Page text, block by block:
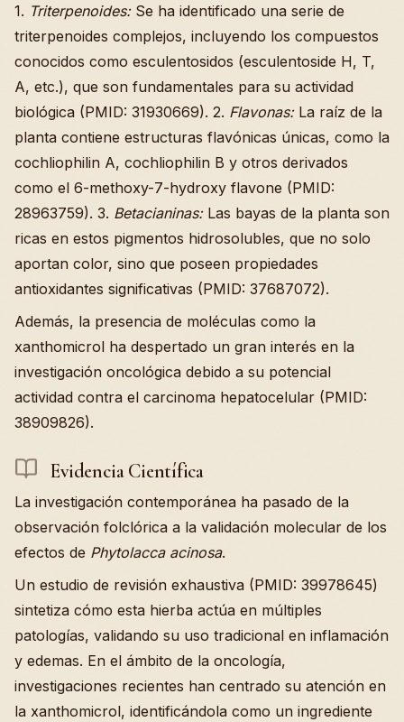
1. Triterpenoides:Se ha identificado una serie de
triterpenoides complejos, incluyendo los compuestos
conocidos como esculentosidos (esculentoside H, T,
A, etc.), que son fundamentales para su actividad
biológica (PMID: 31930669). 2. Flavonas:La raíz de la
planta contiene estructuras flavónicas únicas, como la
cochliophilin A, cochliophilin B y otros derivados
como el 6-methoxy-7-hydroxy flavone (PMID:
28963759). 3. Betacianinas:Las bayas de la planta son
ricas en estos pigmentos hidrosolubles, que no solo
aportan color, sino que poseen propiedades
antioxidantes significativas (PMID: 37687072).
Además, la presencia de moléculas como la
xanthomicrol ha despertado un gran interés en la
investigación oncológica debido a su potencial
actividad contra el carcinoma hepatocelular (PMID:
38909826).
Evidencia Científica
La investigación contemporánea ha pasado de la
observación folclórica a la validación molecular de los
efectos de Phytolacca acinosa.
Un estudio de revisión exhaustiva (PMID: 39978645)
sintetiza cómo esta hierba actúa en múltiples
patologías, validando su uso tradicional en inflamación
y edemas. En el ámbito de la oncología,
investigaciones recientes han centrado su atención en
la xanthomicrol, identificándola como un ingrediente